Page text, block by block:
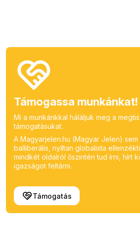
Támogassa munkánkat!
Mi a munkánkkal háláljuk meg a
támogatásukat.
A Magyarjelen.hu (Magyar Jelen) sem
balliberális, nyíltan globalista
mindkét oldalról őszintén tud írni, hírt
igazságot feltárni.
Támogatás